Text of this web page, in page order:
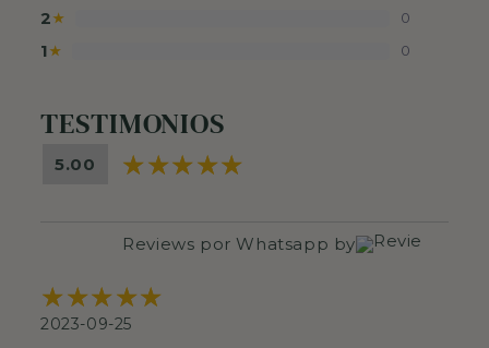
2 ★ 0
1 ★ 0
TESTIMONIOS
5.00
Reviews por Whatsapp by
2023-09-25